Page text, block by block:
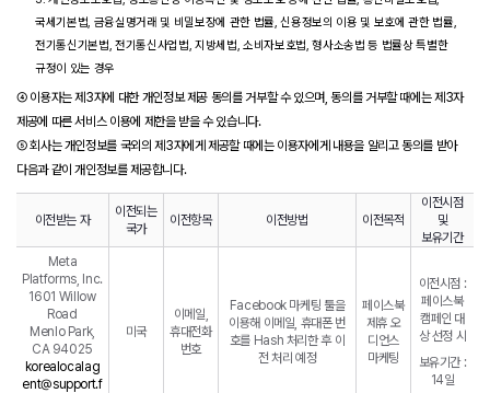
국세기본법, 금융실명거래 및 비밀보장에 관한 법률, 신용정보의 이용 및 보호에 관한 법률,
전기통신기본법, 전기통신사업법, 지방세법, 소비자보호법, 형사소송법 등 법률상 특별한
규정이 있는 경우
④ 이용자는 제3자에 대한 개인정보 제공 동의를 거부할 수 있으며, 동의를 거부할 때에는 제3자
제공에 따른 서비스 이용에 제한을 받을 수 있습니다.
⑤ 회사는 개인정보를 국외의 제3자에게 제공할 때에는 이용자에게 내용을 알리고 동의를 받아
다음과 같이 개인정보를 제공합니다.
이전받는 자
이전되는
국가
이전항목 이전방법 이전목적
이전시점
및
보유기간
Meta
Platforms, Inc.
1601 Willow
Road
Menlo Park,
CA 94025
korealocalag
ent@support.f
미국
이메일,
휴대전화
번호
Facebook 마케팅 툴을
이용해 이메일, 휴대폰 번
호를 Hash 처리한 후 이
전 처리 예정
페이스북
제휴 오
디언스
마케팅
이전시점 :
페이스북
캠페인 대
상 선정 시
보유기간 :
14일